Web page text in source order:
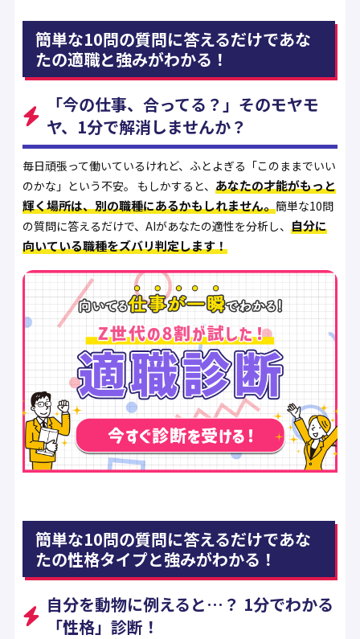
簡単な10問の質問に答えるだけであな
たの適職と強みがわかる！
「今の仕事、合ってる？」そのモヤモ
ヤ、1分で解消しませんか？
毎日頑張って働いているけれど、ふとよぎる「このままでいい
のかな」という不安。 もしかすると、 あなたの才能がもっと
輝く場所は、別の職種にあるかもしれません。簡単な10問
の質問に答えるだけで、AIがあなたの適性を分析し、 自分に
向いている職種をズバリ判定します！
簡単な10問の質問に答えるだけであな
たの性格タイプと強みがわかる！
自分を動物に例えると…？ 1分でわかる
「性格」診断！